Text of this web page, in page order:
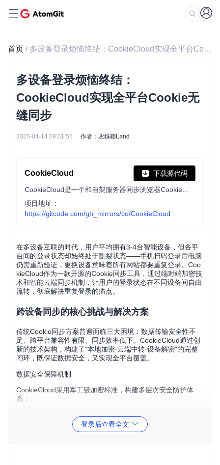
首页 / 多设备登录烦恼终结：CookieCloud实现全平台Cookie无缝同步
多设备登录烦恼终结：
CookieCloud实现全平台Cookie无
缝同步
2026-04-14 09:01:55 作者：农烁颖Land
CookieCloud 下载源代码
项目地址：
https://gitcode.com/gh_mirrors/co/CookieCloud
在多设备互联的时代，用户平均拥有3-4台智能设备，但各平
台间的登录状态却始终处于割裂状态——手机扫码登录后电脑
仍需重新验证，更换设备意味着所有网站都要重复登录。Coo
kieCloud作为一款开源的Cookie同步工具，通过端对端加密技
术和智能云端同步机制，让用户的登录状态在不同设备间自由
流转，彻底解决重复登录的痛点。
跨设备同步的核心挑战与解决方案
传统Cookie同步方案普遍面临三大困境：数据传输安全性不
足、跨平台兼容性有限、同步效率低下。CookieCloud通过创
新的技术架构，构建了"本地加密-云端中转-设备解密"的完整
闭环，既保证数据安全，又实现全平台覆盖。
数据安全保障机制
CookieCloud采用军工级加密标准，构建多层次安全防护体
系：
：用户数据在离开设备前即完成加密，服务器仅
登录后查看全文